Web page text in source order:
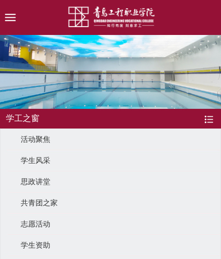
学工之窗
活动聚焦
学生风采
思政讲堂
共青团之家
志愿活动
学生资助